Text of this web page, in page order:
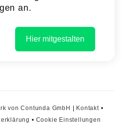
an.
Hier mitgestalten
von Contunda GmbH Kontakt•
• Cookie Einstellungen